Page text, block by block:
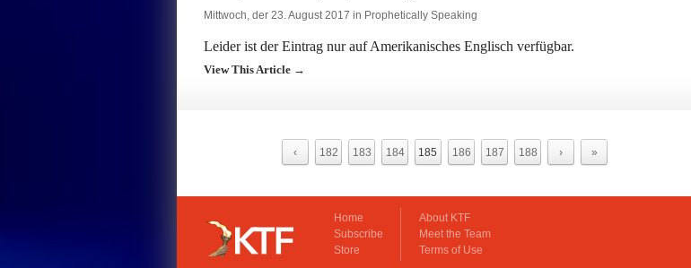
Mittwoch, der 23. August 2017 in Prophetically Speaking
Leider ist der Eintrag nur auf Amerikanisches Englisch verfügbar.
View This Article →
‹ 182 183 184 185 186 187 188 › »
Home
Subscribe
Store
About KTF
Meet the Team
Terms of Use